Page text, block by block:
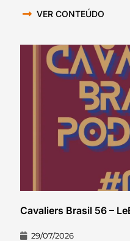
VER CONTEÚDO
Cavaliers Brasil 56 –
29/07/2026